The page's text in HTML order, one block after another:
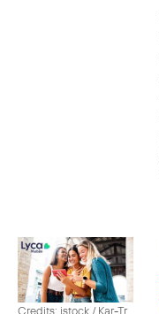
Credits: istock / Kar-Tr